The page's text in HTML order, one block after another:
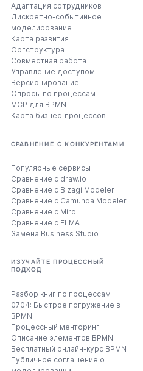
Адаптация сотрудников
Дискретно-событийное
моделирование
Карта развития
Оргструктура
Совместная работа
Управление доступом
Версионирование
Опросы по процессам
MCP для BPMN
Карта бизнес-процессов
СРАВНЕНИЕ С КОНКУРЕНТАМИ
Популярные сервисы
Сравнение с draw.io
Сравнение с Bizagi Modeler
Сравнение с Camunda Modeler
Сравнение с Miro
Сравнение с ELMA
Замена Business Studio
ИЗУЧАЙТЕ ПРОЦЕССНЫЙ
ПОДХОД
Разбор книг по процессам
0704: Быстрое погружение в
BPMN
Процессный менторинг
Описание элементов BPMN
Бесплатный онлайн-курс BPMN
Публичное соглашение о